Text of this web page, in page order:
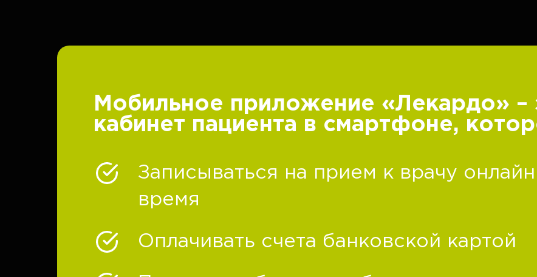
Мобильное приложение «Лекардо» –
кабинет пациента в смартфоне,
Записываться на прием к врачу
время
Оплачивать счета банковской картой